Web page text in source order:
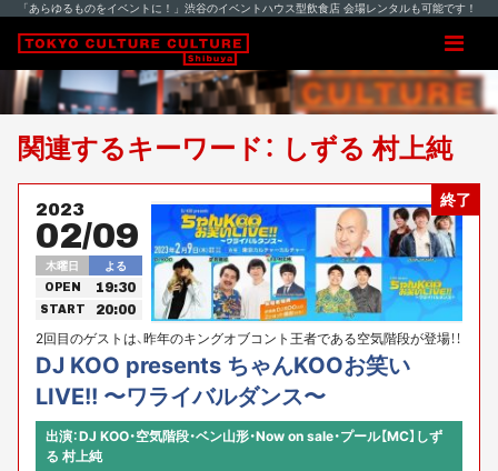
「あらゆるものをイベントに！」渋谷のイベントハウス型飲食店 会場レンタルも可能です！
関連するキーワード： しずる 村上純
終了
2023
02/09
木曜日 よる
OPEN 19:30
START 20:00
2回目のゲストは、昨年のキングオブコント王者である空気階段が登場！！
DJ KOO presents ちゃんKOOお笑い
LIVE!! 〜ワライバルダンス〜
出演：DJ KOO・空気階段・ベン山形・Now on sale・プール【MC】しず
る 村上純